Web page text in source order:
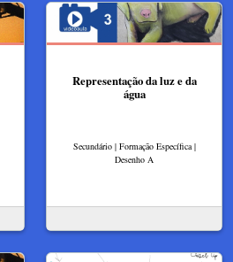
Representação da luz e da
água
Secundário | Formação Específica |
Desenho A